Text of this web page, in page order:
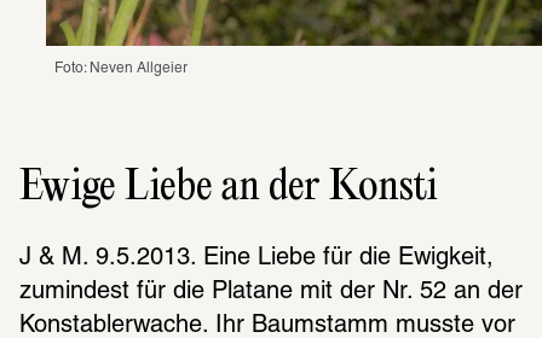
Foto: Neven Allgeier
Ewige Liebe an der Konsti
J & M. 9.5.2013. Eine Liebe für die Ewigkeit,
zumindest für die Platane mit der Nr. 52 an der
Konstablerwache. Ihr Baumstamm musste vor